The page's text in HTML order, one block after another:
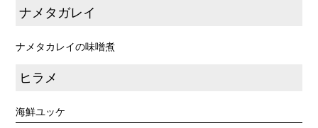
ナメタガレイ
ナメタカレイの味噌煮
ヒラメ
海鮮ユッケ